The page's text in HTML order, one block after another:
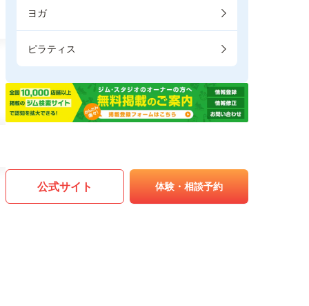
ヨガ
ピラティス
公式サイト 体験・相談予約